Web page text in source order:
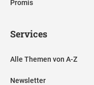
Promis
Services
Alle Themen von A-Z
Newsletter